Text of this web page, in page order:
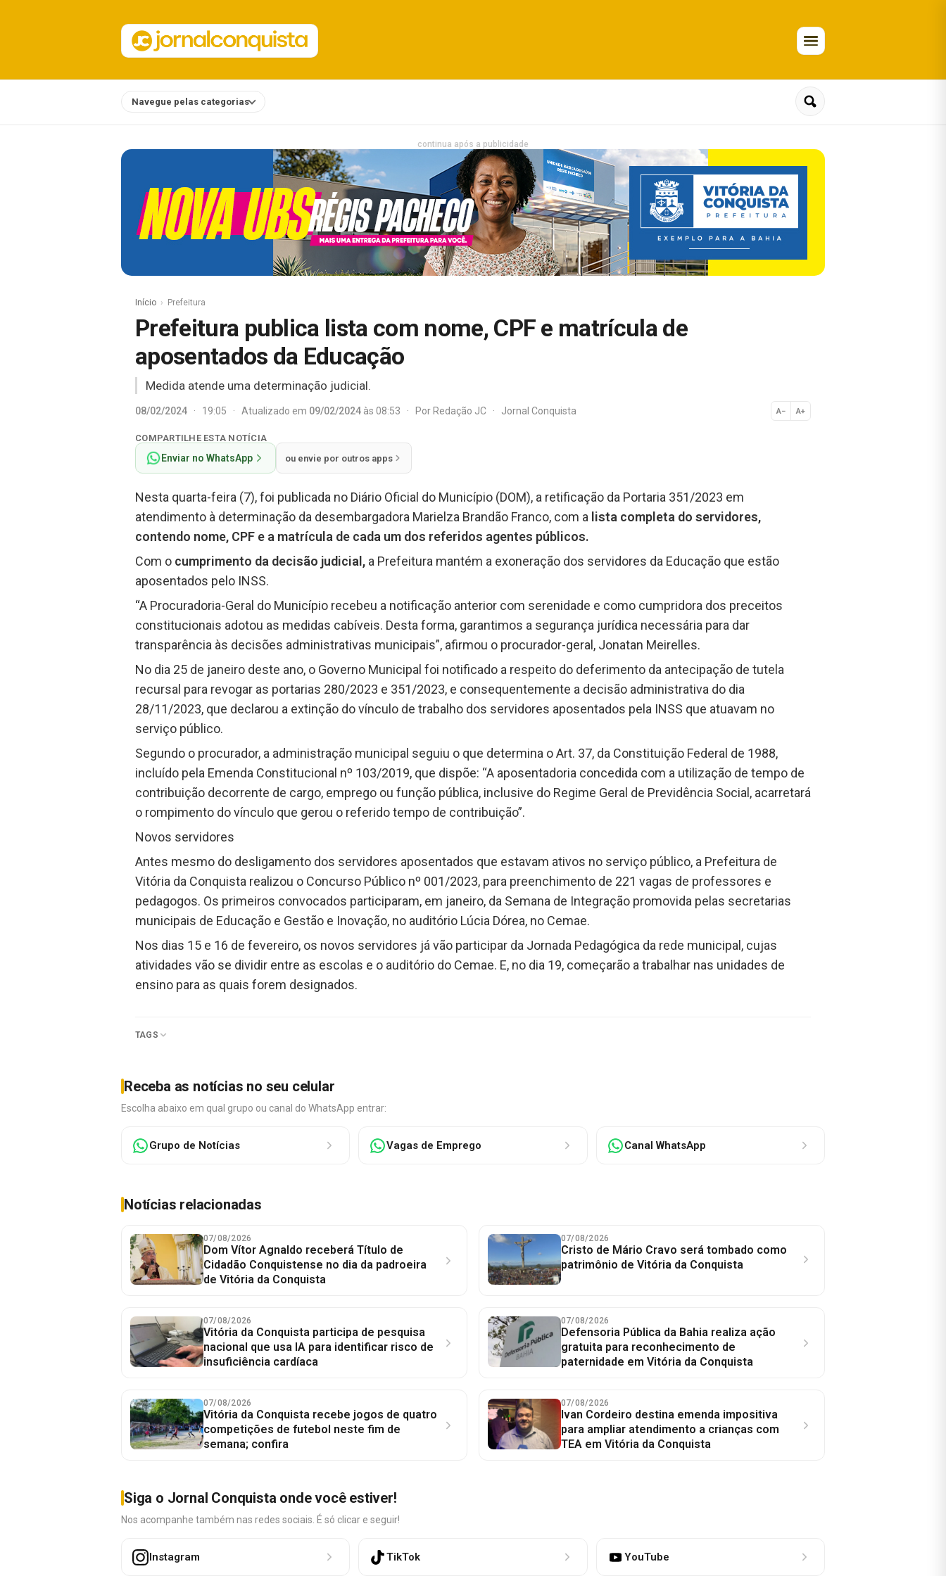
Navegue pelas categorias
continua após a publicidade
Início Prefeitura
Prefeitura publica lista com nome, CPF e matrícula de
aposentados da Educação
Medida atende uma determinação judicial.
08/02/2024 · 19:05 · Atualizado em 09/02/2024 às 08:53 · PorRedação JC · Jornal Conquista A− A+
Normal
COMPARTILHE ESTA NOTÍCIA
Enviar no WhatsApp ou envie por outros apps
Nesta quarta-feira (7), foi publicada no Diário Oficial do Município (DOM), a retificação da Portaria 351/2023 em
atendimento à determinação da desembargadora Marielza Brandão Franco, com a lista completa do servidores,
contendo nome, CPF e a matrícula de cada um dos referidos agentes públicos.
Com o cumprimento da decisão judicial, a Prefeitura mantém a exoneração dos servidores da Educação que estão
aposentados pelo INSS.
“A Procuradoria-Geral do Município recebeu a notificação anterior com serenidade e como cumpridora dos preceitos
constitucionais adotou as medidas cabíveis. Desta forma, garantimos a segurança jurídica necessária para dar
transparência às decisões administrativas municipais”, afirmou o procurador-geral, Jonatan Meirelles.
No dia 25 de janeiro deste ano, o Governo Municipal foi notificado a respeito do deferimento da antecipação de tutela
recursal para revogar as portarias 280/2023 e 351/2023, e consequentemente a decisão administrativa do dia
28/11/2023, que declarou a extinção do vínculo de trabalho dos servidores aposentados pela INSS que atuavam no
serviço público.
Segundo o procurador, a administração municipal seguiu o que determina o Art. 37, da Constituição Federal de 1988,
incluído pela Emenda Constitucional nº 103/2019, que dispõe: “A aposentadoria concedida com a utilização de tempo de
contribuição decorrente de cargo, emprego ou função pública, inclusive do Regime Geral de Previdência Social, acarretará
o rompimento do vínculo que gerou o referido tempo de contribuição”.
Novos servidores
Antes mesmo do desligamento dos servidores aposentados que estavam ativos no serviço público, a Prefeitura de
Vitória da Conquista realizou o Concurso Público nº 001/2023, para preenchimento de 221 vagas de professores e
pedagogos. Os primeiros convocados participaram, em janeiro, da Semana de Integração promovida pelas secretarias
municipais de Educação e Gestão e Inovação, no auditório Lúcia Dórea, no Cemae.
Nos dias 15 e 16 de fevereiro, os novos servidores já vão participar da Jornada Pedagógica da rede municipal, cujas
atividades vão se dividir entre as escolas e o auditório do Cemae. E, no dia 19, começarão a trabalhar nas unidades de
ensino para as quais forem designados.
TAGS
Receba as notícias no seu celular
Escolha abaixo em qual grupo ou canal do WhatsApp entrar:
Grupo de Notícias Vagas de Emprego Canal WhatsApp
Notícias relacionadas
07/08/2026
Dom Vítor Agnaldo receberá Título de
Cidadão Conquistense no dia da padroeira
de Vitória da Conquista
07/08/2026
Cristo de Mário Cravo será tombado como
patrimônio de Vitória da Conquista
07/08/2026
Vitória da Conquista participa de pesquisa
nacional que usa IA para identificar risco de
insuficiência cardíaca
07/08/2026
Defensoria Pública da Bahia realiza ação
gratuita para reconhecimento de
paternidade em Vitória da Conquista
07/08/2026
Vitória da Conquista recebe jogos de quatro
competições de futebol neste fim de
semana; confira
07/08/2026
Ivan Cordeiro destina emenda impositiva
para ampliar atendimento a crianças com
TEA em Vitória da Conquista
Siga o Jornal Conquista onde você estiver!
Nos acompanhe também nas redes sociais. É só clicar e seguir!
Instagram TikTok YouTube